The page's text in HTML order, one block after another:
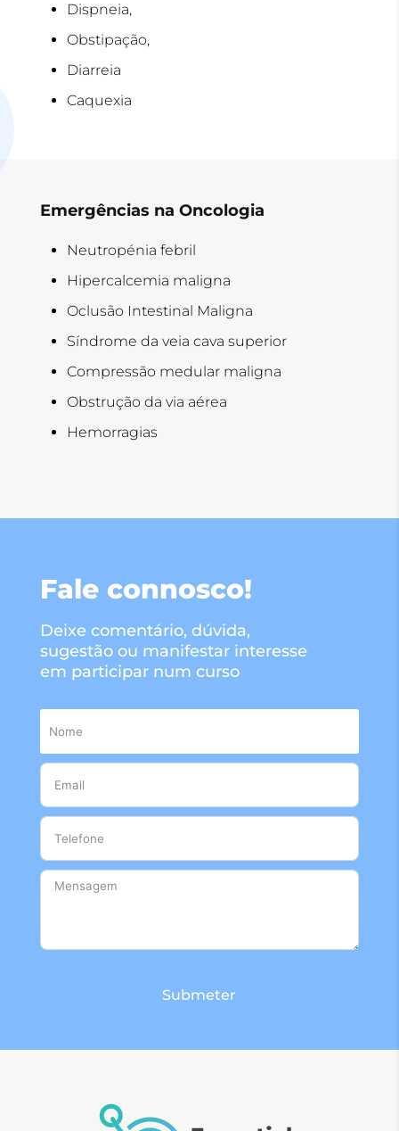
Dispneia,
Obstipação,
Diarreia
Caquexia
Emergências na Oncologia
Neutropénia febril
Hipercalcemia maligna
Oclusão Intestinal Maligna
Síndrome da veia cava superior
Compressão medular maligna
Obstrução da via aérea
Hemorragias
Fale connosco!
Deixe comentário, dúvida,
sugestão ou manifestar interesse
em participar num curso
Submeter